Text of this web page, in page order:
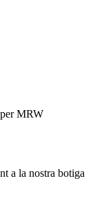
MRW
a la nostra botiga